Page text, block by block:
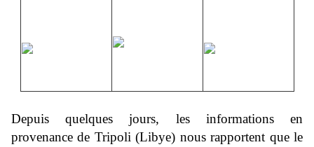
Depuis quelques jours, les informations en
provenance de Tripoli (Libye) nous rapportent que le